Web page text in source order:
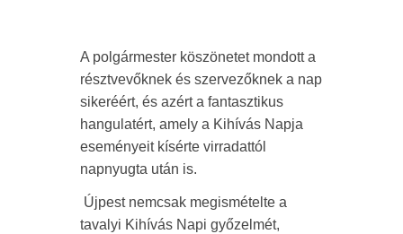
A polgármester köszönetet mondott a
résztvevőknek és szervezőknek a nap
sikeréért, és azért a fantasztikus
hangulatért, amely a Kihívás Napja
eseményeit kísérte virradattól
napnyugta után is.
Újpest nemcsak megismételte a
tavalyi Kihívás Napi győzelmét,